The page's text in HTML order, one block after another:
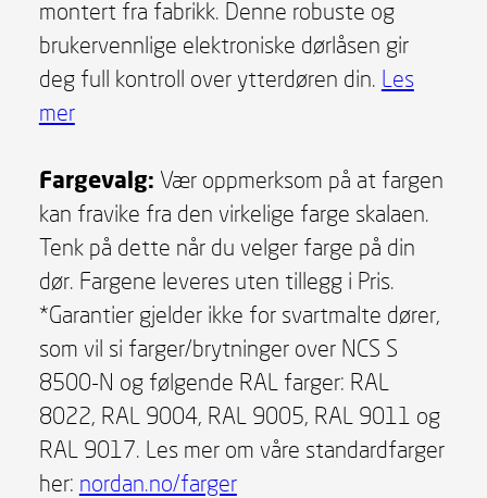
montert fra fabrikk. Denne robuste og
brukervennlige elektroniske dørlåsen gir
deg full kontroll over ytterdøren din. Les
mer
Fargevalg: Vær oppmerksom på at fargen
kan fravike fra den virkelige farge skalaen.
Tenk på dette når du velger farge på din
dør. Fargene leveres uten tillegg i Pris.
*Garantier gjelder ikke for svartmalte dører,
som vil si farger/brytninger over NCS S
8500-N og følgende RAL farger: RAL
8022, RAL 9004, RAL 9005, RAL 9011 og
RAL 9017. Les mer om våre standardfarger
her: nordan.no/farger